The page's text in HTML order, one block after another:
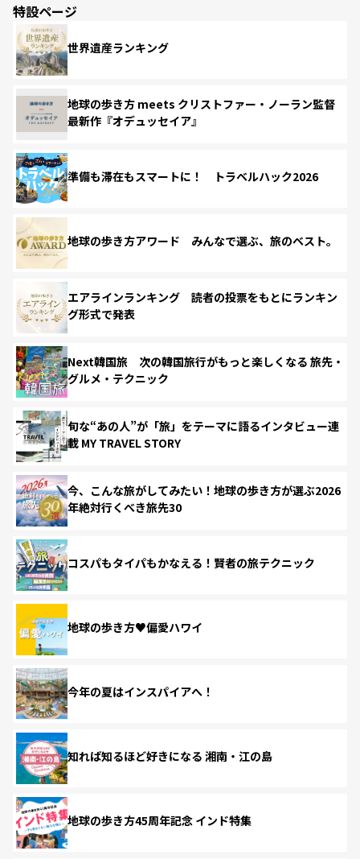
特設ページ
世界遺産ランキング
地球の歩き方 meets クリストファー・ノーラン監督
最新作『オデュッセイア』
準備も滞在もスマートに！ トラベルハック2026
地球の歩き方アワード みんなで選ぶ、旅のベスト。
エアラインランキング 読者の投票をもとにランキン
グ形式で発表
Next韓国旅 次の韓国旅行がもっと楽しくなる 旅先・
グルメ・テクニック
旬な“あの人”が「旅」をテーマに語るインタビュー連
載 MY TRAVEL STORY
今、こんな旅がしてみたい！地球の歩き方が選ぶ2026
年絶対行くべき旅先30
コスパもタイパもかなえる！賢者の旅テクニック
地球の歩き方♥偏愛ハワイ
今年の夏はインスパイアへ！
知れば知るほど好きになる 湘南・江の島
地球の歩き方45周年記念 インド特集